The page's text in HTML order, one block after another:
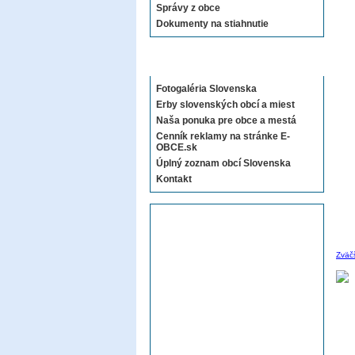
Správy z obce
Dokumenty na stiahnutie
Fotogaléria Slovenska
Erby slovenských obcí a miest
Naša ponuka pre obce a mestá
Cenník reklamy na stránke E-
OBCE.sk
Úplný zoznam obcí Slovenska
Kontakt